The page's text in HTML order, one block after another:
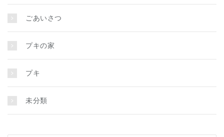
ごあいさつ
プキの家
プキ
未分類